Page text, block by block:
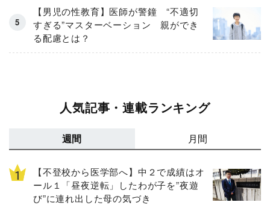
【男児の性教育】医師が警鐘 “不適切
すぎる”マスターベーション 親ができ
る配慮とは？
人気記事・連載ランキング
週間 月間
【不登校から医学部へ】中２で成績はオ
ール１「昼夜逆転」したわが子を”夜遊
び”に連れ出した母の気づき